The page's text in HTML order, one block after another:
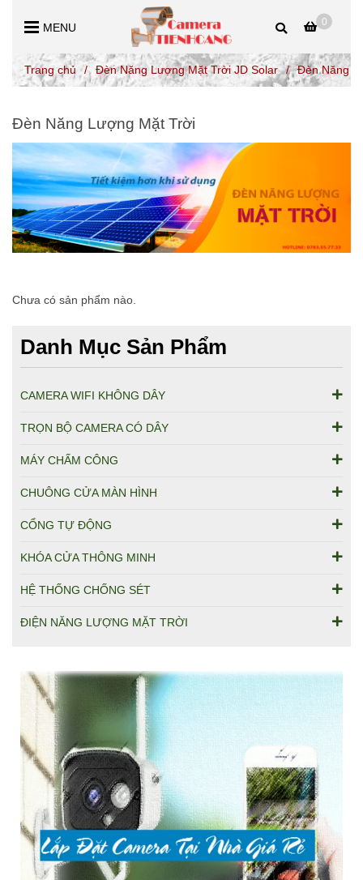
0
MENU
Trang chủ / Đèn Năng Lượng Mặt Trời JD Solar / Đèn Năng
Đèn Năng Lượng Mặt Trời
Chưa có sản phẩm nào.
Danh Mục Sản Phẩm
CAMERA WIFI KHÔNG DÂY
TRỌN BỘ CAMERA CÓ DÂY
MÁY CHẤM CÔNG
CHUÔNG CỬA MÀN HÌNH
CỔNG TỰ ĐỘNG
KHÓA CỬA THÔNG MINH
HỆ THỐNG CHỐNG SÉT
ĐIỆN NĂNG LƯỢNG MẶT TRỜI